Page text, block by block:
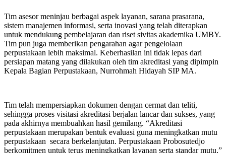
Tim asesor meninjau berbagai aspek layanan, sarana prasarana,
sistem manajemen informasi, serta inovasi yang telah diterapkan
untuk mendukung pembelajaran dan riset sivitas akademika UMBY.
Tim pun juga memberikan pengarahan agar pengelolaan
perpustakaan lebih maksimal. Keberhasilan ini tidak lepas dari
persiapan matang yang dilakukan oleh tim akreditasi yang dipimpin
Kepala Bagian Perpustakaan, Nurrohmah Hidayah SIP MA.
Tim telah mempersiapkan dokumen dengan cermat dan teliti,
sehingga proses visitasi akreditasi berjalan lancar dan sukses, yang
pada akhirnya membuahkan hasil gemilang. “Akreditasi
perpustakaan merupakan bentuk evaluasi guna meningkatkan mutu
perpustakaan secara berkelanjutan. Perpustakaan Probosutedjo
berkomitmen untuk terus meningkatkan layanan serta standar mutu,”